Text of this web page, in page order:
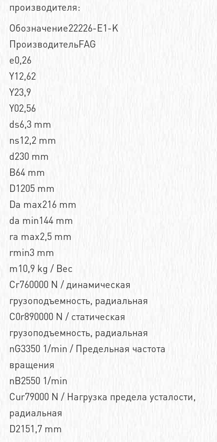
производителя:
Обозначение22226-E1-K
ПроизводительFAG
e0,26
Y12,62
Y23,9
Y02,56
ds6,3 mm
ns12,2 mm
d230 mm
B64 mm
D1205 mm
Da max216 mm
da min144 mm
ra max2,5 mm
rmin3 mm
m10,9 kg / Вес
Cr760000 N / динамическая
грузоподъемность, радиальная
C0r890000 N / статическая
грузоподъемность, радиальная
nG3350 1/min / Предельная частота
вращения
nB2550 1/min
Cur79000 N / Нагрузка предела усталости,
радиальная
D2151,7 mm